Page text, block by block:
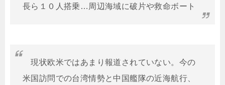
長ら１０人搭乗…周辺海域に破片や救命ボート
現状欧米ではあまり報道されていない。今の
米国訪問での台湾情勢と中国艦隊の近海航行、